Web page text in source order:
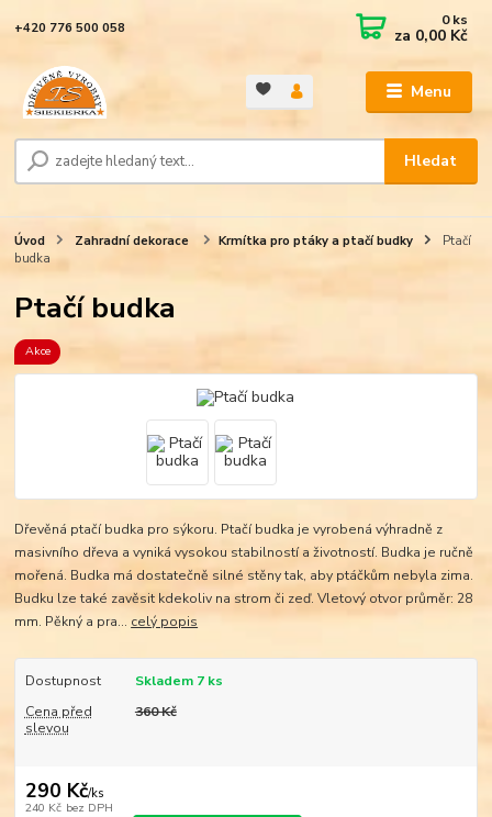
Menu
Hledat
+420 776 500 058 0ks
za 0,00 Kč
Úvod Zahradní dekorace Krmítka pro ptáky a ptačí budky
Ptačí
budka
Ptačí budka
Akce
Dřevěná ptačí budka pro sýkoru. Ptačí budka je vyrobená výhradně z
masivního dřeva a vyniká vysokou stabilností a životností. Budka je ručně
mořená. Budka má dostatečně silné stěny tak, aby ptáčkům nebyla zima.
Budku lze také zavěsit kdekoliv na strom či zeď. Vletový otvor průměr: 28
mm. Pěkný a pra... celý popis
Dostupnost
Skladem 7 ks
Cena před
slevou
360 Kč
290 Kč/ks
240 Kč bez DPH